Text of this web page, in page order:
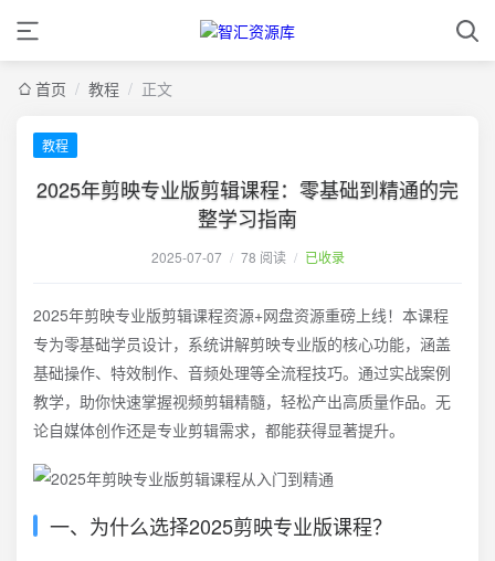
首页 / 教程 / 正文
教程
2025年剪映专业版剪辑课程：零基础到精通的完
整学习指南
2025-07-07 / 78 阅读 / 已收录
2025年剪映专业版剪辑课程资源+网盘资源重磅上线！本课程
专为零基础学员设计，系统讲解剪映专业版的核心功能，涵盖
基础操作、特效制作、音频处理等全流程技巧。通过实战案例
教学，助你快速掌握视频剪辑精髓，轻松产出高质量作品。无
论自媒体创作还是专业剪辑需求，都能获得显著提升。
一、为什么选择2025剪映专业版课程？